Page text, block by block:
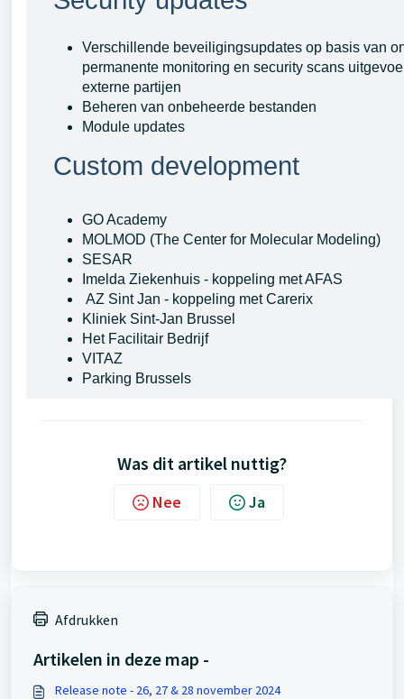
Verschillende beveiligingsupdates op basis van
permanente monitoring en security scans
externe partijen
Beheren van onbeheerde bestanden
Module updates
Custom development
GO Academy
MOLMOD (The Center for Molecular Modeling)
SESAR
Imelda Ziekenhuis - koppeling met AFAS
AZ Sint Jan - koppeling met Carerix
Kliniek Sint-Jan Brussel
Het Facilitair Bedrijf
VITAZ
Parking Brussels
Was dit artikel nuttig?
Nee Ja
Afdrukken
Artikelen in deze map -
Release note - 26, 27 & 28 november 2024